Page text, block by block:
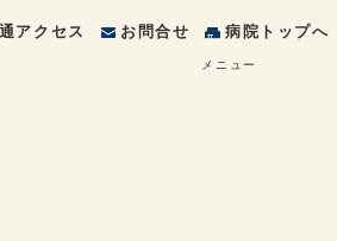
メニュー
アクセス お問合せ 病院トップへ